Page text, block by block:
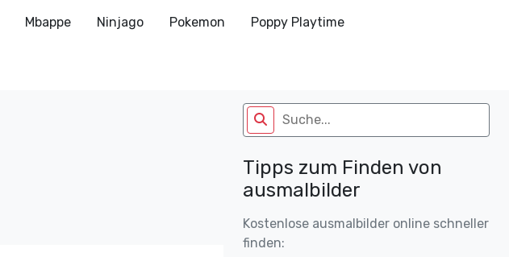
Mbappe Ninjago Pokemon Poppy Playtime
Tipps zum Finden von
ausmalbilder
Kostenlose ausmalbilder online schneller
finden: